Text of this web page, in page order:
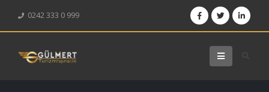
0242 333 0 999